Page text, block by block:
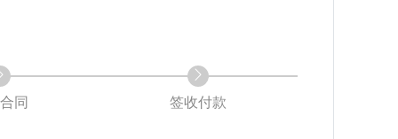
同 签收付款